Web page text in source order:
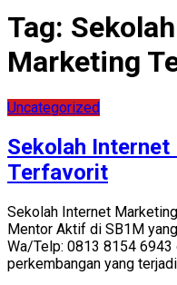
Tag:
Marketing
Uncategorized
Sekolah
Terfavorit
Sekolah Internet
Mentor Aktif di SB1M
Wa/Telp: 0813 8154 6943
perkembangan yang